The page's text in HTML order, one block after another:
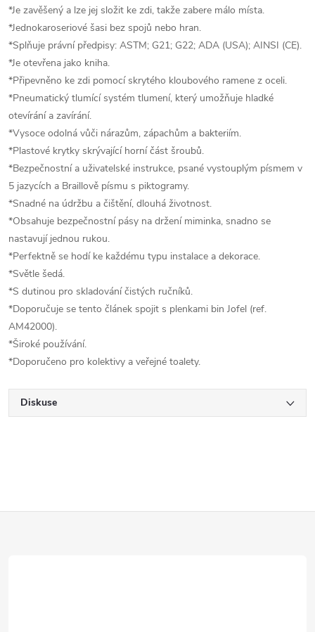
*Je zavěšený a lze jej složit ke zdi, takže zabere málo místa.
*Jednokaroseriové šasi bez spojů nebo hran.
*Splňuje právní předpisy: ASTM; G21; G22; ADA (USA); AINSI (CE).
*Je otevřena jako kniha.
*Připevněno ke zdi pomocí skrytého kloubového ramene z oceli.
*Pneumatický tlumící systém tlumení, který umožňuje hladké
otevírání a zavírání.
*Vysoce odolná vůči nárazům, zápachům a bakteriím.
*Plastové krytky skrývající horní část šroubů.
*Bezpečnostní a uživatelské instrukce, psané vystouplým písmem v
5 jazycích a Braillově písmu s piktogramy.
*Snadné na údržbu a čištění, dlouhá životnost.
*Obsahuje bezpečnostní pásy na držení miminka, snadno se
nastavují jednou rukou.
*Perfektně se hodí ke každému typu instalace a dekorace.
*Světle šedá.
*S dutinou pro skladování čistých ručníků.
*Doporučuje se tento článek spojit s plenkami bin Jofel (ref.
AM42000).
*Široké používání.
*Doporučeno pro kolektivy a veřejné toalety.
Diskuse